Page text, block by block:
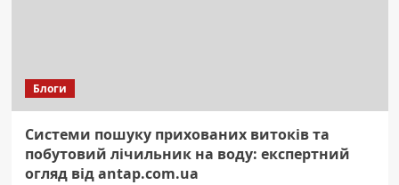
Блоги
Системи пошуку прихованих витоків та
побутовий лічильник на воду: експертний
огляд від antap.com.ua